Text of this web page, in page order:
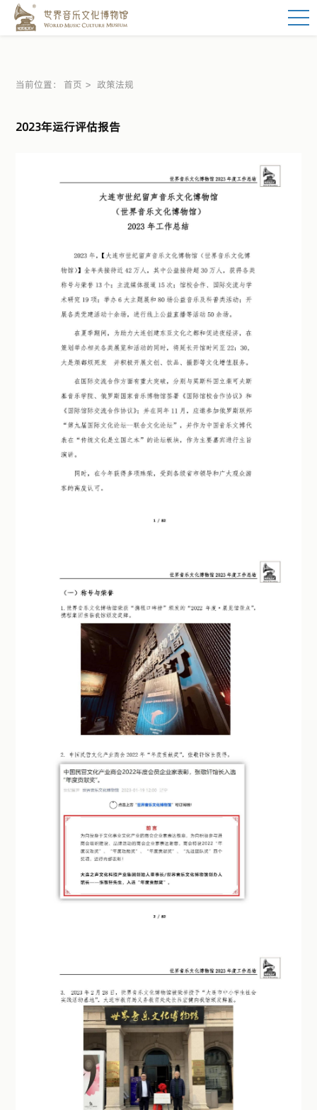
当前位置：首页 政策法规
2023年运行评估报告